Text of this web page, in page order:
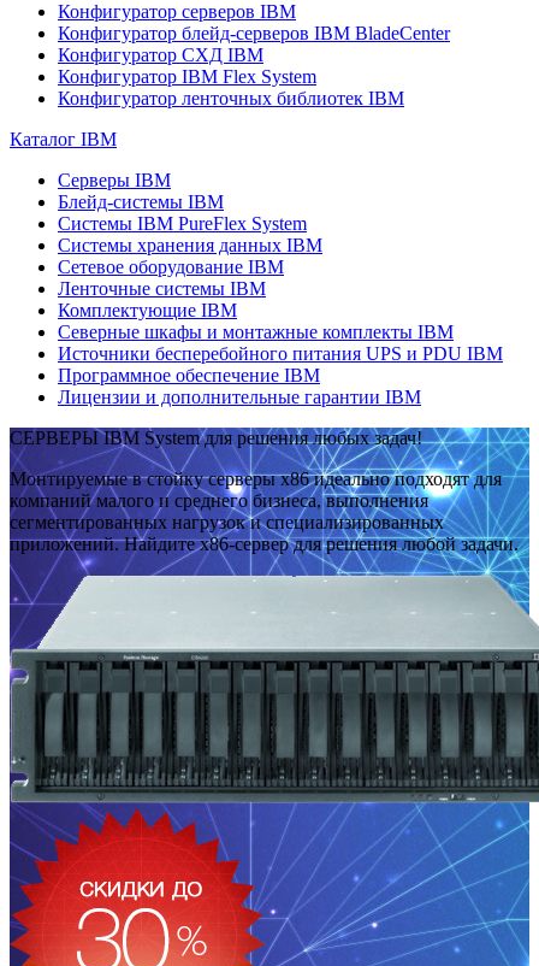
Конфигуратор серверов IBM
Конфигуратор блейд-серверов IBM BladeCenter
Конфигуратор СХД IBM
Конфигуратор IBM Flex System
Конфигуратор ленточных библиотек IBM
Каталог IBM
Серверы IBM
Блейд-системы IBM
Системы IBM PureFlex System
Системы хранения данных IBM
Сетевое оборудование IBM
Ленточные системы IBM
Комплектующие IBM
Северные шкафы и монтажные комплекты IBM
Источники бесперебойного питания UPS и PDU IBM
Программное обеспечение IBM
Лицензии и дополнительные гарантии IBM
СЕРВЕРЫ IBM System для решения любых задач!
Монтируемые в стойку серверы x86 идеально подходят для
компаний малого и среднего бизнеса, выполнения
сегментированных нагрузок и специализированных
приложений. Найдите x86-сервер для решения любой задачи.